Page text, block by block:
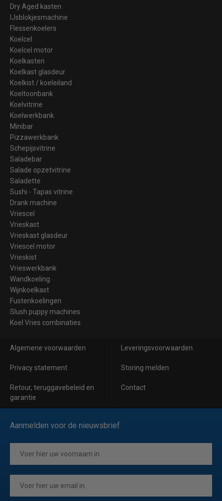
Dry Aged kasten
IJsblokjesmachine
Flessenkoelers
Koelcel
Koelcel motor
Koelkasten
Koelkast glasdeur
Koelkist / koeleiland
Koeltoonbank
Koelvitrine
Koelwerkbank
Minibar
Pizzawerkbank
Schepijsvitrine
Saladebar
Salade opzetvitrine
Saladette
Sushi - Tapas vitrine
Drank machine
Vriescel
Vrieskast
Vrieskast glasdeur
Vriescel motor
Vrieskist
Vrieswerkbank
Wandkoeling
Wijnkoelkast
Fustenkoelingen
Slush puppy machines
Koel Vries combinaties
Algemene voorwaarden Leveringsvoorwaarden
Privacy statement Storing melden
Retour, teruggavebeleid en
garantie
Contact
Aanmelden voor de nieuwsbrief